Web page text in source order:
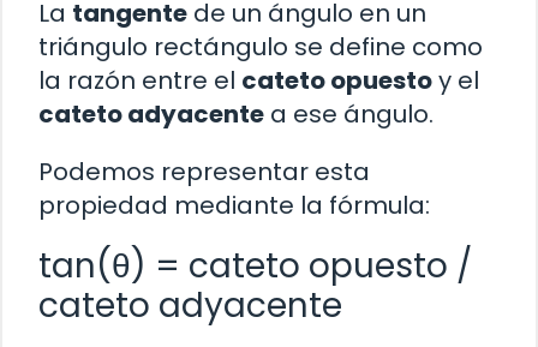
La tangente de un ángulo en un
triángulo rectángulo se define como
la razón entre el cateto opuestoy el
cateto adyacente a ese ángulo.
Podemos representar esta
propiedad mediante la fórmula:
tan(θ) = cateto opuesto /
cateto adyacente